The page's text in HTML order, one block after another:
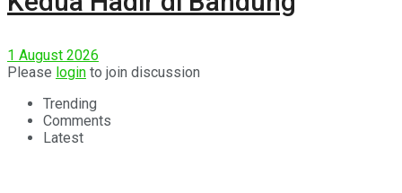
1 August 2026
Please login to join discussion
Trending
Comments
Latest